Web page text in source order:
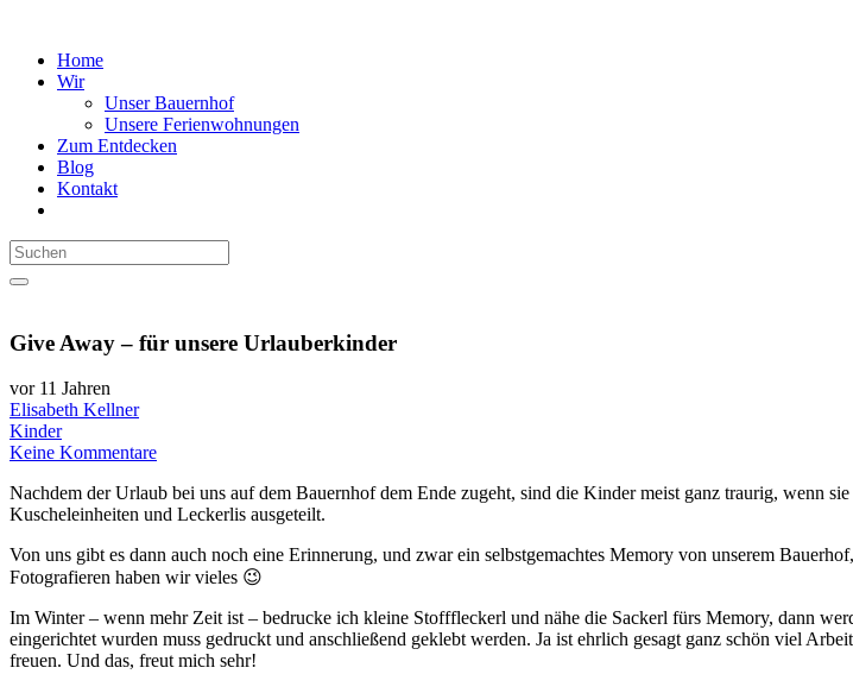
Home
Wir
Unser Bauernhof
Unsere Ferienwohnungen
Zum Entdecken
Blog
Kontakt
Give Away – für unsere Urlauberkinder
vor 11 Jahren
Elisabeth Kellner
Kinder
Keine Kommentare
Nachdem der Urlaub bei uns auf dem Bauernhof dem Ende zugeht, sind die Kinder meist ganz traurig, wenn
Kuscheleinheiten und Leckerlis ausgeteilt.
Von uns gibt es dann auch noch eine Erinnerung, und zwar ein selbstgemachtes Memory von unserem
Fotografieren haben wir vieles 😉
Im Winter – wenn mehr Zeit ist – bedrucke ich kleine Stofffleckerl und nähe die Sackerl fürs Memory, dann
eingerichtet wurden muss gedruckt und anschließend geklebt werden. Ja ist ehrlich gesagt ganz schön viel
freuen. Und das, freut mich sehr!